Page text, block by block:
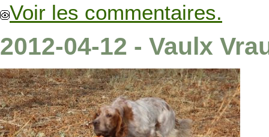
Voir les commentaires.
2012-04-12 - Vaulx